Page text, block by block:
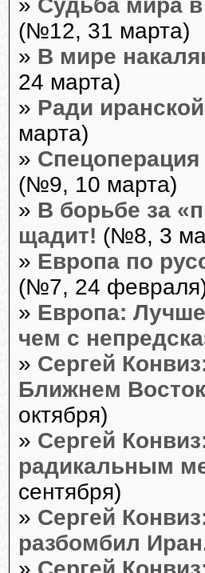
(№12, 31 марта)
» В мире
24 марта)
» Ради
марта)
»
(№9, 10 марта)
» В борьбе за
щадит! (№8, 3
» Европа по
(№7, 24
» Европа:
чем с
» Сергей
Ближнем
октября)
» Сергей
радикальным
сентября)
» Сергей
разбомбил